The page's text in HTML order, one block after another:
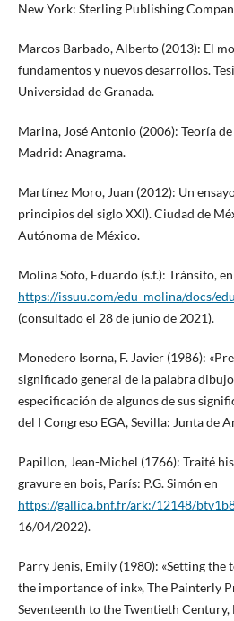
New York: Sterling Publishing
Marcos Barbado, Alberto (2013): El
fundamentos y nuevos desarrollos.
Universidad de Granada.
Marina, José Antonio (2006): Teoría
Madrid: Anagrama.
Martínez Moro, Juan (2012): Un
principios del siglo XXI). Ciudad de
Autónoma de México.
Molina Soto, Eduardo (s.f.): Tránsito, en
https://issuu.com/edu_molina/docs/
(consultado el 28 de junio de 2021).
Monedero Isorna, F. Javier (1986):
significado general de la palabra
especificación de algunos de sus
del I Congreso EGA, Sevilla: Junta de
Papillon, Jean-Michel (1766): Traité
gravure en bois, París: P.G. Simón en
https://gallica.bnf.fr/ark:/12148/
16/04/2022).
Parry Jenis, Emily (1980): «Setting the
the importance of ink», The Painterly
Seventeenth to the Twentieth